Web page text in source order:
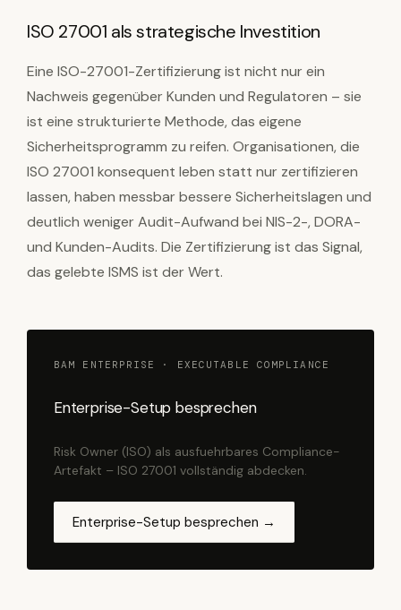
ISO 27001 als strategische Investition
Eine ISO-27001-Zertifizierung ist nicht nur ein
Nachweis gegenüber Kunden und Regulatoren – sie
ist eine strukturierte Methode, das eigene
Sicherheitsprogramm zu reifen. Organisationen, die
ISO 27001 konsequent leben statt nur zertifizieren
lassen, haben messbar bessere Sicherheitslagen und
deutlich weniger Audit-Aufwand bei NIS-2-, DORA-
und Kunden-Audits. Die Zertifizierung ist das Signal,
das gelebte ISMS ist der Wert.
BAM ENTERPRISE · EXECUTABLE COMPLIANCE
Enterprise-Setup besprechen
Risk Owner (ISO) als ausfuehrbares Compliance-
Artefakt – ISO 27001 vollständig abdecken.
Enterprise-Setup besprechen →